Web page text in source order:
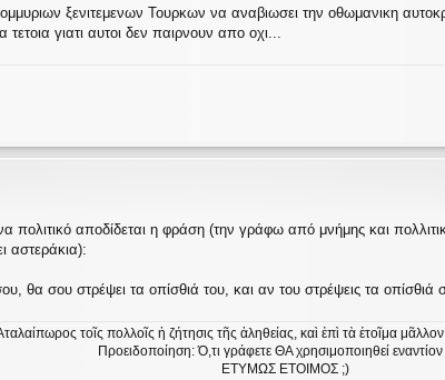
ξενιτεμενων Τουρκων να αναβιωσει την οθωμανικη
γιατι αυτοι δεν παιρνουν απο οχι...
πολιτικό αποδίδεται η φράση (την γράφω από μνήμης και
αστεράκια):
θα σου στρέψει τα οπίσθιά του, και αν του στρέψεις τα οπίσθιά
τοῖς πολλοῖς ἡ ζήτησις τῆς ἀληθείας, καὶ ἐπὶ τὰ ἑτοῖμα
Προειδοποίηση: Ό,τι γράφετε ΘΑ χρησιμοποιηθεί
ΕΤΥΜΩΣ ΕΤΟΙΜΟΣ ;)